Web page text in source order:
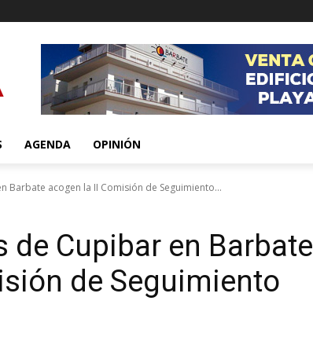
AGENDA OPINIÓN
Barbate acogen la II Comisión de Seguimiento...
de Cupibar en Barbate
de Seguimiento